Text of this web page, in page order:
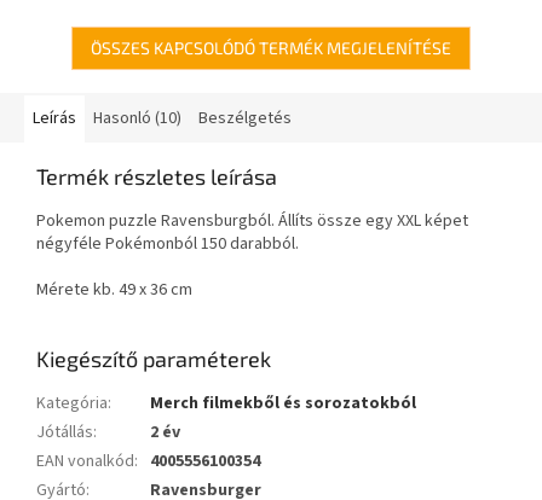
ÖSSZES KAPCSOLÓDÓ TERMÉK MEGJELENÍTÉSE
Leírás Hasonló (10) Beszélgetés
Termék részletes leírása
Pokemon puzzle Ravensburgból. Állíts össze egy XXL képet
négyféle Pokémonból 150 darabból.
Mérete kb. 49 x 36 cm
Kiegészítő paraméterek
Kategória:
Merch filmekből és sorozatokból
Jótállás:
2 év
EAN vonalkód: 4005556100354
Gyártó:
Ravensburger